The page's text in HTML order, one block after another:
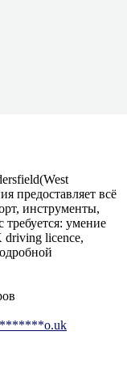
предоставляет всё
инструменты,
умение
driving licence,